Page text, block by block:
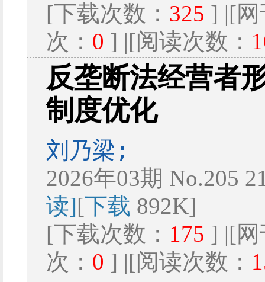
[下载次数： 325 ] |[
次： 0 ] |[阅读次数：
反垄断法经营者
制度优化
刘乃梁;
2026年03期 No.205
读][下载 892K]
[下载次数： 175 ] |[
次： 0 ] |[阅读次数：